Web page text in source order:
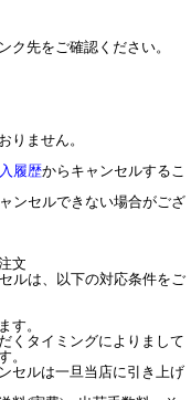
ク先をご確認ください。
りません。
履歴からキャンセルするこ
ンセルできない場合がござ
文
ルは、以下の対応条件をご
す。
くタイミングによりまして
。
セルは一旦当店に引き上げ